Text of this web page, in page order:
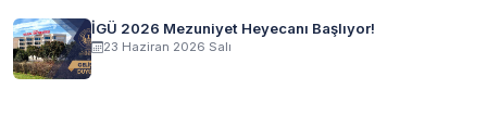
İGÜ 2026 Mezuniyet Heyecanı Başlıyor!
23 Haziran 2026 Salı